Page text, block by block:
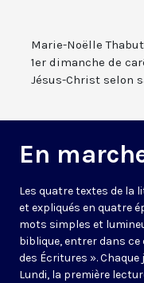
Marie-Noëlle
1er dimanche de
Jésus-Christ selon
En
Les quatre textes de la
et expliqués en quatre
mots simples et
biblique, entrer dans ce
des Écritures ». Chaque
Lundi, la première